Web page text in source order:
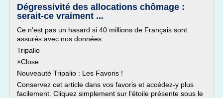
Dégressivité des allocations chômage :
serait-ce vraiment ...
Ce n'est pas un hasard si 40 millions de Français sont
assurés avec nos données.
Tripalio
×Close
Nouveauté Tripalio : Les Favoris !
Conservez cet article dans vos favoris et accédez-y plus
facilement. Cliquez simplement sur l'étoile présente sous le